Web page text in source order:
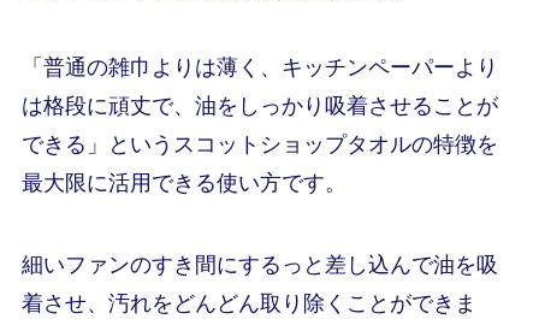
「普通の雑巾よりは薄く、キッチンペーパーより
は格段に頑丈で、油をしっかり吸着させることが
できる」というスコットショップタオルの特徴を
最大限に活用できる使い方です。
細いファンのすき間にするっと差し込んで油を吸
着させ、汚れをどんどん取り除くことができま